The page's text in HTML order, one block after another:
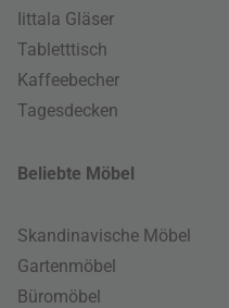
Iittala Gläser
Tabletttisch
Kaffeebecher
Tagesdecken
Beliebte Möbel
Skandinavische Möbel
Gartenmöbel
Büromöbel